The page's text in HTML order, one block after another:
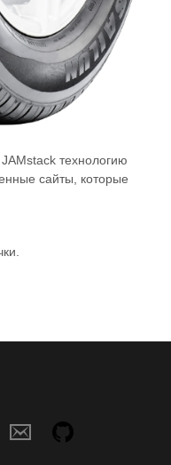
технологию
сайты, которые